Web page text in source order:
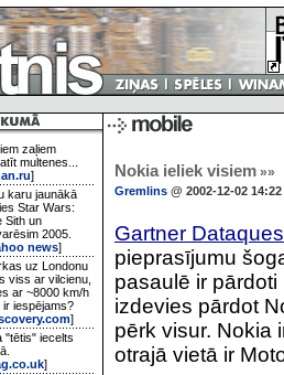
zaļiem
multenes...
]
karu jaunākā
Star Wars:
Sith un
2005.
news]
uz Londonu
viss ar vilcienu,
ar ~8000 km/h
ir iespējams?
]
"tētis" iecelts
]
Nokia ieliek visiem »»
Gremlins @ 2002-12-02 14:22
Gartner
pieprasījumu
pasaulē ir
izdevies pārdot
pērk visur. Nokia
otrajā vietā ir